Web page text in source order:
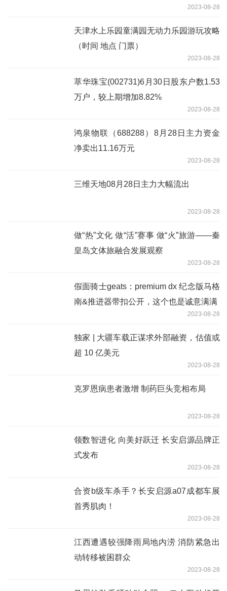
2023-08-28
天津水上乐园童满园无动力乐园游玩攻略
（时间 地点 门票）
2023-08-28
萃华珠宝(002731)6月30日股东户数1.53
万户，较上期增加8.82%
2023-08-28
鸿泉物联（688288）8月28日主力资金
净卖出11.16万元
2023-08-28
三维天地08月28日主力大幅流出
2023-08-28
做“热”文化 做“活”赛事 做“火”旅游——秦
皇岛文体旅融合发展观察
2023-08-28
假面骑士geats：premium dx 纪念版马格
南&推进器带扣公开，这个也是诚意满满
2023-08-28
独家 | 大疆车载正谋求外部融资，估值或
超 10 亿美元
2023-08-28
克罗恩病患者激增 制药巨头竞相布局
2023-08-28
领数智进化 向美好跃迁 长安启源品牌正
式发布
2023-08-28
合资b级车杀手？长安启源a07成都车展
首秀肌肉！
2023-08-28
江西遭遇较强降雨局地内涝 消防紧急出
动转移被困群众
2023-08-28